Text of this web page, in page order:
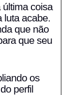
coisa
luta acabe.
que não
que seu
os
perfil